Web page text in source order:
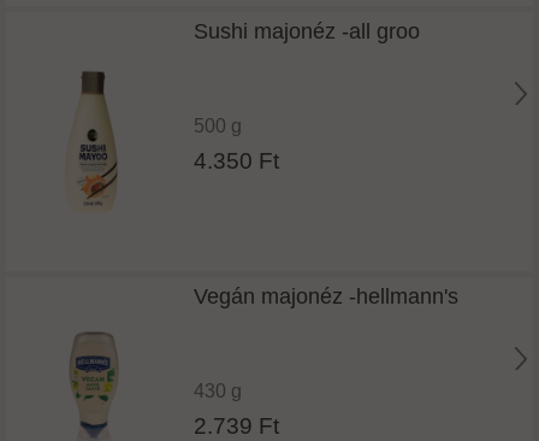
Sushi majonéz -all groo
500 g
4.350 Ft
Vegán majonéz -hellmann's
430 g
2.739 Ft